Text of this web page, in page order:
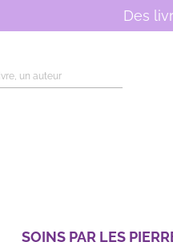
Des
SOINS PAR LES